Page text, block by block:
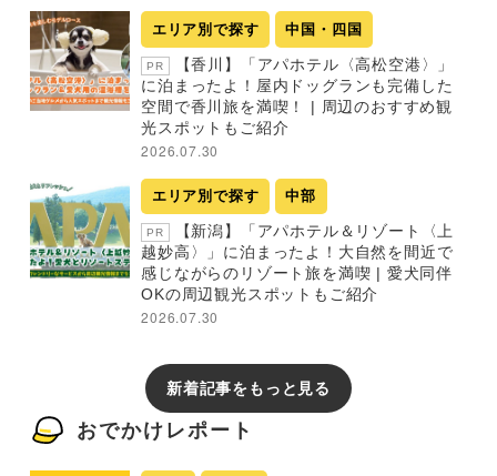
エリア別で探す 中国・四国
PR
【香川】「アパホテル〈高松空港〉」
に泊まったよ！屋内ドッグランも完備した
空間で香川旅を満喫！ | 周辺のおすすめ観
光スポットもご紹介
2026.07.30
エリア別で探す 中部
PR
【新潟】「アパホテル＆リゾート〈上
越妙高〉」に泊まったよ！大自然を間近で
感じながらのリゾート旅を満喫 | 愛犬同伴
OKの周辺観光スポットもご紹介
2026.07.30
新着記事をもっと見る
おでかけレポート